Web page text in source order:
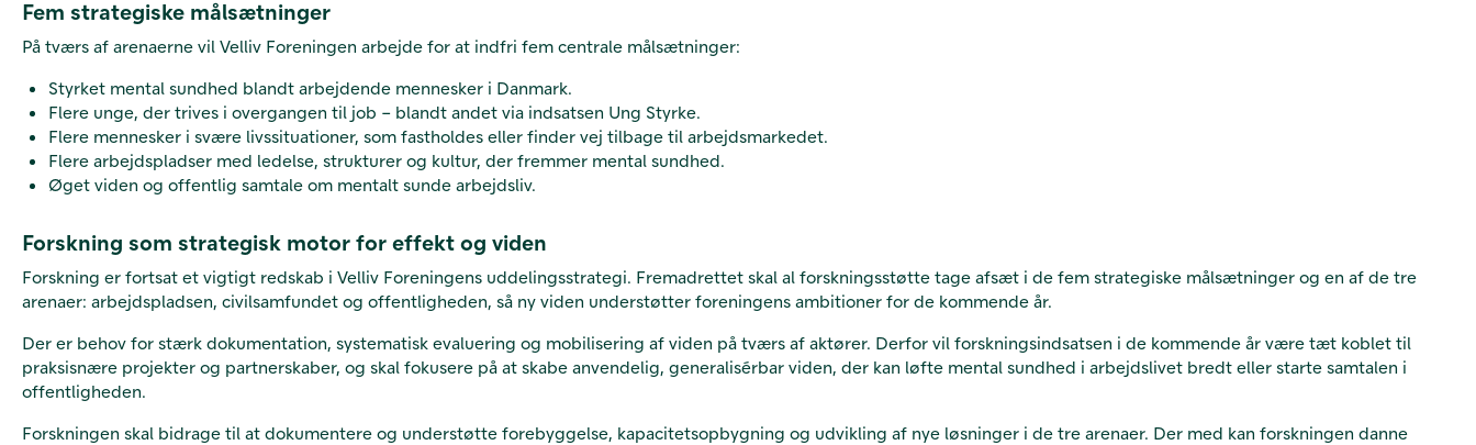
Fem strategiske målsætninger
På tværs af arenaerne vil Velliv Foreningen arbejde for at indfri fem centrale målsætninger:
Styrket mental sundhed blandt arbejdende mennesker i Danmark.
Flere unge, der trives i overgangen til job – blandt andet via indsatsen Ung Styrke.
Flere mennesker i svære livssituationer, som fastholdes eller finder vej tilbage til arbejdsmarkedet.
Flere arbejdspladser med ledelse, strukturer og kultur, der fremmer mental sundhed.
Øget viden og offentlig samtale om mentalt sunde arbejdsliv.
Forskning som strategisk motor for effekt og viden
Forskning er fortsat et vigtigt redskab i Velliv Foreningens uddelingsstrategi. Fremadrettet skal al forskningsstøtte tage afsæt i de fem strategiske målsætninger og en af de tre
arenaer: arbejdspladsen, civilsamfundet og offentligheden, så ny viden understøtter foreningens ambitioner for de kommende år.
Der er behov for stærk dokumentation, systematisk evaluering og mobilisering af viden på tværs af aktører. Derfor vil forskningsindsatsen i de kommende år være tæt koblet til
praksisnære projekter og partnerskaber, og skal fokusere på at skabe anvendelig, generalisérbar viden, der kan løfte mental sundhed i arbejdslivet bredt eller starte samtalen i
offentligheden.
Forskningen skal bidrage til at dokumentere og understøtte forebyggelse, kapacitetsopbygning og udvikling af nye løsninger i de tre arenaer. Der med kan forskningen danne